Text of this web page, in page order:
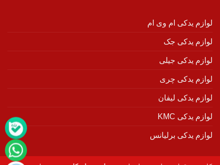
لوازم یدکی ام وی ام
لوازم یدکی جک
لوازم یدکی جیلی
لوازم یدکی چری
لوازم یدکی لیفان
لوازم یدکی KMC
لوازم یدکی برلیانس